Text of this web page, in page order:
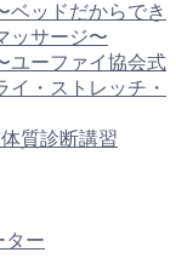
ベッドだからでき
ッサージ〜
ユーファイ協会式
イ・ストレッチ・
質診断講習
ター